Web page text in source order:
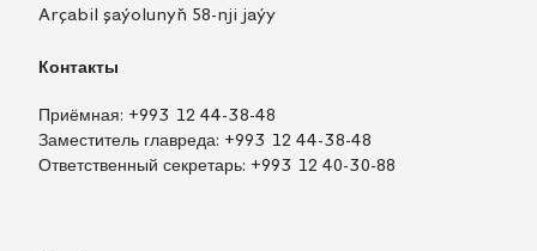
Arçabil şaýolunyň 58-nji jaýy
Контакты
Приёмная: +993 12 44-38-48
Заместитель главреда: +993 12 44-38-48
Ответственный секретарь: +993 12 40-30-88